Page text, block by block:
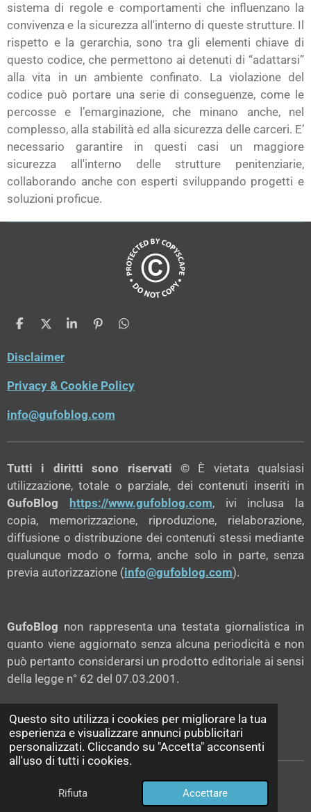
Questo sito utilizza i cookies per migliorare la tua
esperienza e visualizzare annunci pubblicitari
personalizzati. Cliccando su "Accetta" acconsenti
all'uso di tutti i cookies.
Rifiuta Accettare
sistema di regole e comportamenti che influenzano la
convivenza e la sicurezza all'interno di queste strutture. Il
rispetto e la gerarchia, sono tra gli elementi chiave di
questo codice, che permettono ai detenuti di “adattarsi”
alla vita in un ambiente confinato. La violazione del
codice può portare una serie di conseguenze, come le
percosse e l’emarginazione, che minano anche, nel
complesso, alla stabilità ed alla sicurezza delle carceri. E’
necessario garantire in questi casi un maggiore
sicurezza all'interno delle strutture penitenziarie,
collaborando anche con esperti sviluppando progetti e
soluzioni proficue.
C
n
d
v
d
i
C
n
d
v
d
i
C
v
d
i
P
C
v
Disclaimer
Privacy & Cookie Policy
info@gufoblog.com
Tutti i diritti sono riservati ©È vietata qualsiasi
utilizzazione, totale o parziale, dei contenuti inseriti in
GufoBlog
https://www.gufoblog.com, ivi inclusa la
copia, memorizzazione, riproduzione, rielaborazione,
diffusione o distribuzione dei contenuti stessi mediante
qualunque modo o forma, anche solo in parte, senza
previa autorizzazione (info@gufoblog.com).
GufoBlog non rappresenta una testata giornalistica in
quanto viene aggiornato senza alcuna periodicità e non
può pertanto considerarsi un prodotto editoriale ai sensi
della legge n° 62 del 07.03.2001.
-->LEGGI IL DISCLAIMER COMPLETO
Webador